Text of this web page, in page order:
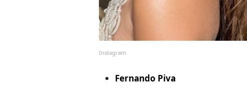
Instagram
Fernando Piva